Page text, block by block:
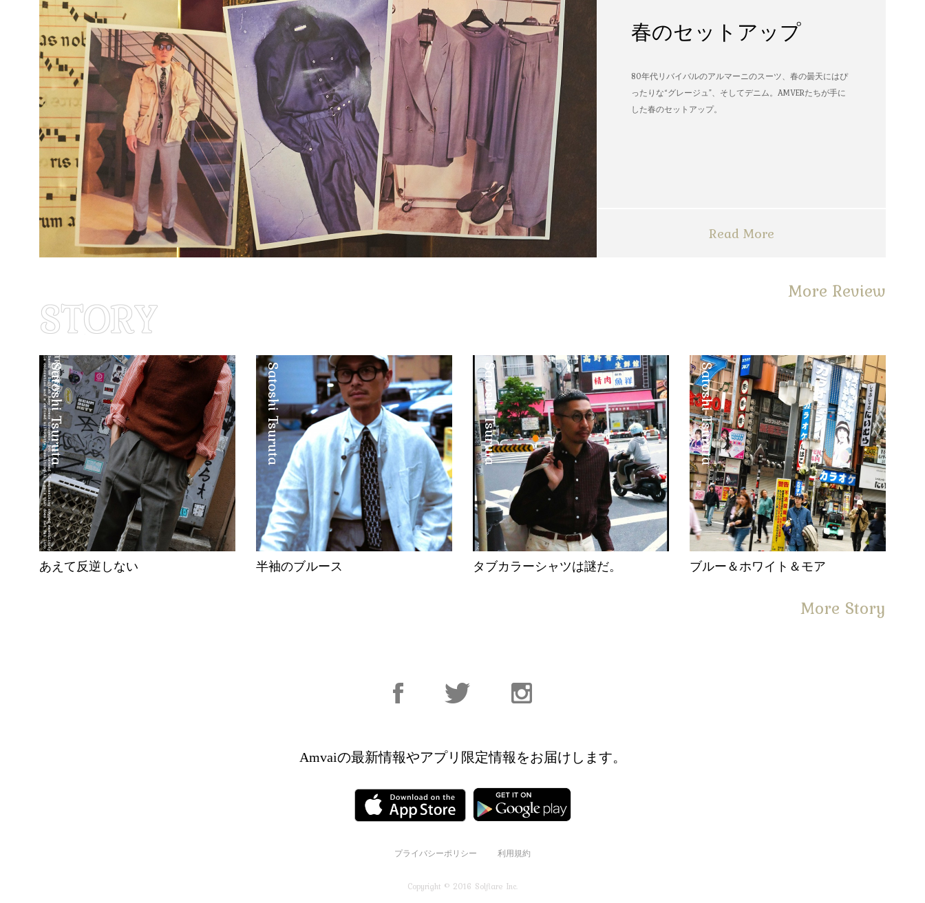
春のセットアップ
80年代リバイバルのアルマーニのスーツ、春の曇天にはぴ
ったりな“グレージュ”、そしてデニム。AMVERたちが手に
した春のセットアップ。
Read More
More Review
Satoshi Tsuruta
あえて反逆しない
Satoshi Tsuruta
半袖のブルース
Satoshi Tsuruta
タブカラーシャツは謎だ。
Satoshi Tsuruta
ブルー＆ホワイト＆モア
More Story
Amvaiの最新情報やアプリ限定情報をお届けします。
プライバシーポリシー 利用規約
Copyright © 2016 Solflare Inc.